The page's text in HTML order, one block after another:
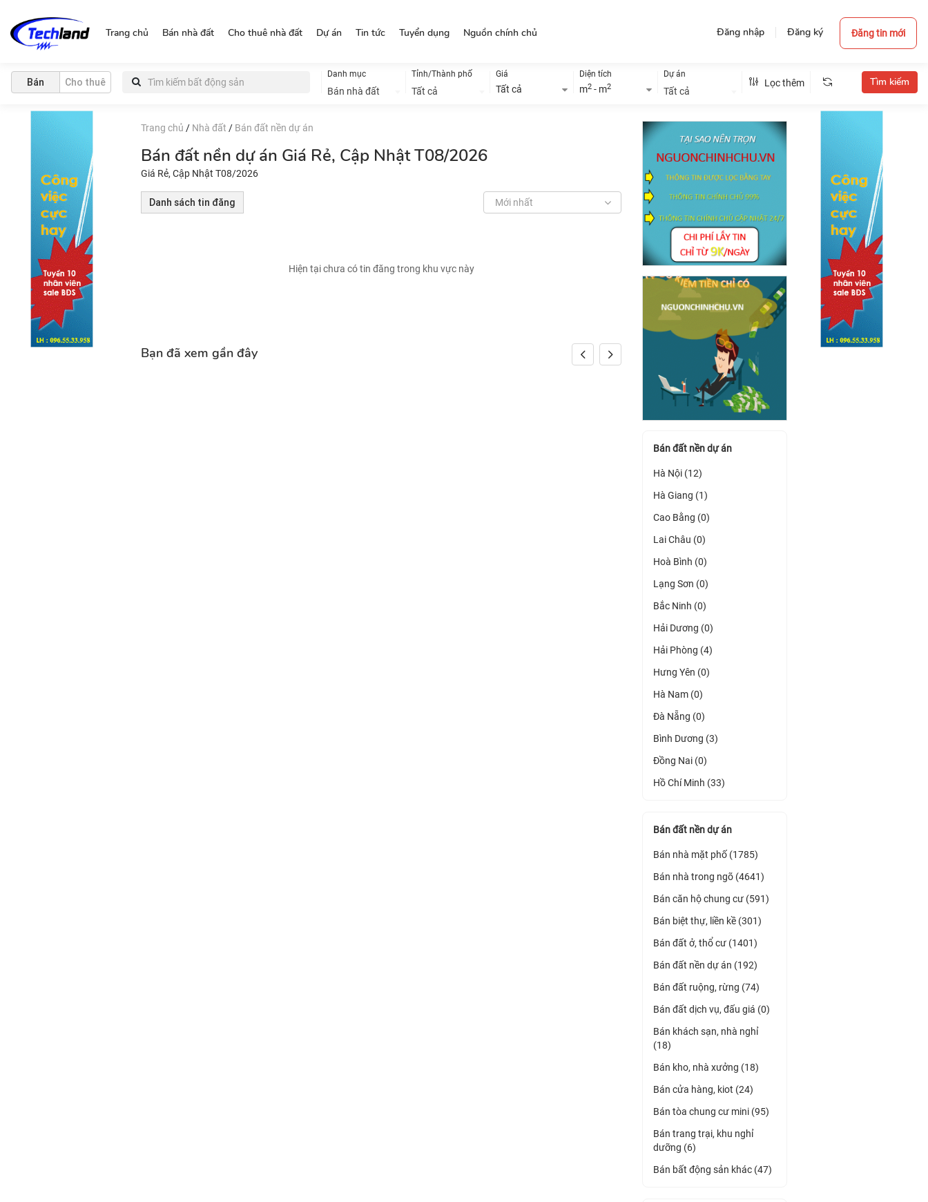
Đăng nhập Đăng ký Đăng tin mới
Trang chủ Bán nhà đất Cho thuê nhà đất Dự án Tin tức Tuyển dụng Nguồn chính chủ
Bán Cho thuê
Danh mục
Bán nhà đất
Tỉnh/Thành phố
Tất cả
Giá
Tất cả
Diện tích
m2 - m2
Dự án
Tất cả
Lọc thêm
Trang chủ / Nhà đất / Bán đất nền dự án
Bán đất nền dự án Giá Rẻ, Cập Nhật T08/2026
Giá Rẻ, Cập Nhật T08/2026
Danh sách tin đăng Mới nhất
Hiện tại chưa có tin đăng trong khu vực này
Bạn đã xem gần đây
Bán đất nền dự án
Hà Nội (12)
Hà Giang (1)
Cao Bằng (0)
Lai Châu (0)
Hoà Bình (0)
Lạng Sơn (0)
Bắc Ninh (0)
Hải Dương (0)
Hải Phòng (4)
Hưng Yên (0)
Hà Nam (0)
Đà Nẵng (0)
Bình Dương (3)
Đồng Nai (0)
Hồ Chí Minh (33)
Bán đất nền dự án
Bán nhà mặt phố (1785)
Bán nhà trong ngõ (4641)
Bán căn hộ chung cư (591)
Bán biệt thự, liền kề (301)
Bán đất ở, thổ cư (1401)
Bán đất nền dự án (192)
Bán đất ruộng, rừng (74)
Bán đất dịch vụ, đấu giá (0)
Bán khách sạn, nhà nghỉ
(18)
Bán kho, nhà xưởng (18)
Bán cửa hàng, kiot (24)
Bán tòa chung cư mini (95)
Bán trang trại, khu nghỉ
dưỡng (6)
Bán bất động sản khác (47)